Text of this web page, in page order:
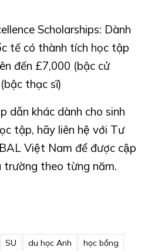
Scholarships: Dành
tế có thành tích học tập
đến £7,000 (bậc cử
thạc sĩ)
dẫn khác dành cho sinh
tập, hãy liên hệ với Tư
Việt Nam để được cập
trường theo từng năm.
SU du học Anh
học bổng